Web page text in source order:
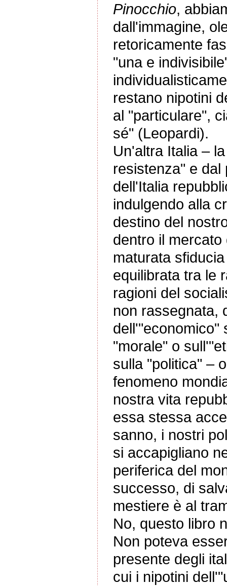
Pinocchio,
dall'immagine,
retoricamente
"una e
restano nipotini
al "particulare",
sé" (Leopardi).
Un'altra Italia –
resistenza" e dal
dell'Italia
indulgendo alla
destino del
dentro il
maturata
equilibrata tra le
ragioni del
non rassegnata,
dell'"economico"
"morale" o
sulla "politica" –
fenomeno
nostra vita
essa stessa
sanno, i nostri
si accapigliano
periferica del
successo, di
mestiere è al
No, questo libro
Non poteva
presente degli
cui i nipotini